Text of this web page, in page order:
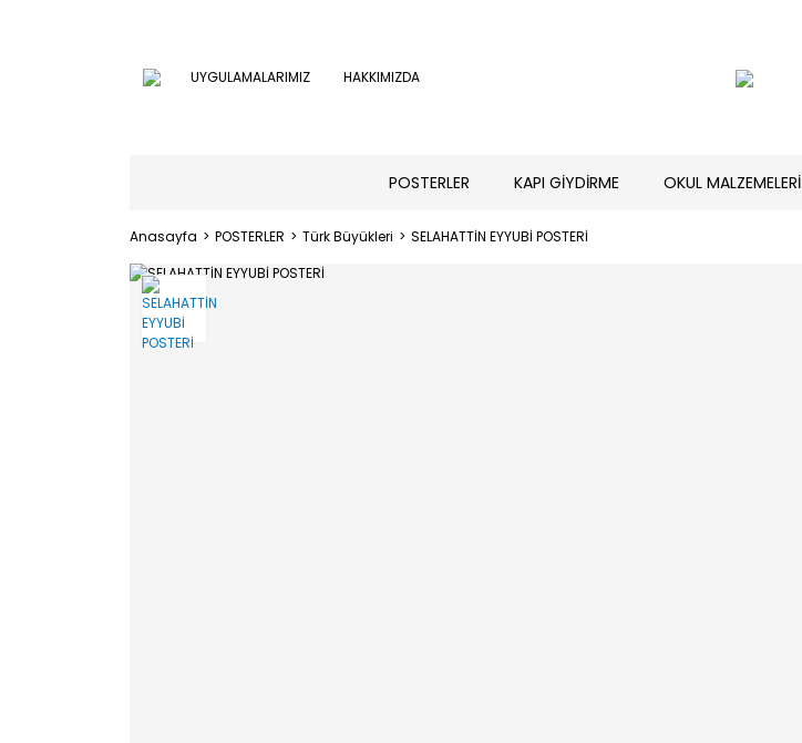
UYGULAMALARIMIZ HAKKIMIZDA
POSTERLER KAPI GİYDİRME OKUL MALZEMELERİ
Anasayfa POSTERLER Türk Büyükleri SELAHATTİN EYYUBİ POSTERİ